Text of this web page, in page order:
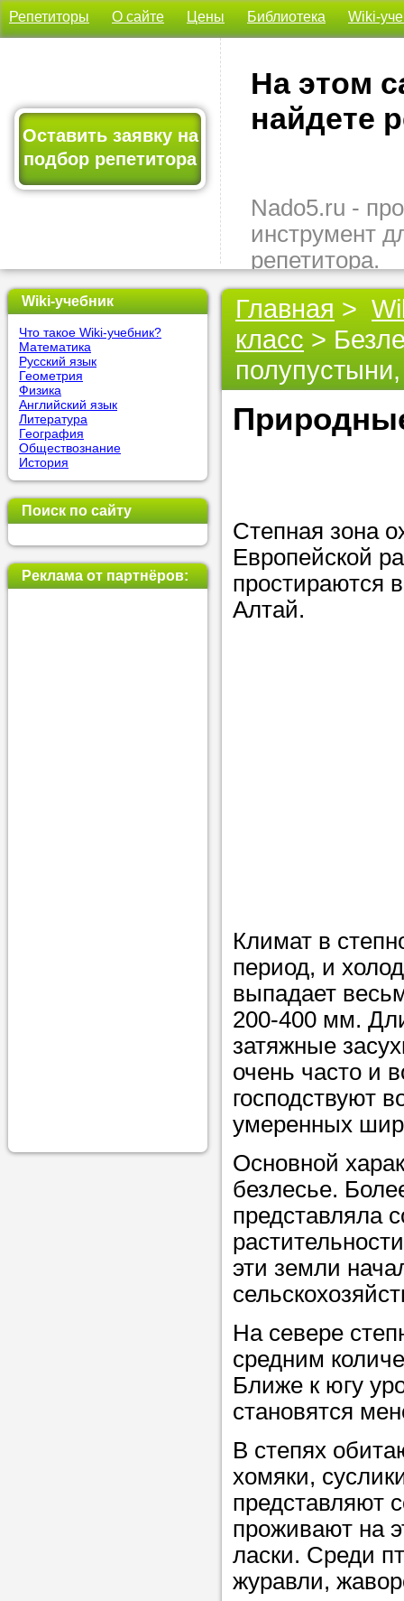
Репетиторы О сайте Цены Библиотека Wiki-
Оставить заявку на
подбор репетитора
На этом
найдете
Nado5.ru -
инструмент
репетитора.
Здесь вы
подходящего
быстро,
бесплатно.
Оставьте
позвоните
Или найдите
нашей базе
используя
Больше не
голову, к
помощью -
Nado5.ru!
Наши
помогут
советам,
репетитора
упростить
достаточно
нам, и
репетитора,
максимально
ваши
Мы
Wiki-учебник
Что такое Wiki-учебник?
Математика
Русский язык
Геометрия
Физика
Английский язык
Литература
География
Обществознание
История
Поиск по сайту
Реклама от партнёров:
Главная >
класс >
Степная зона
Европейской
простираются
Алтай.
Климат в
период, и
выпадает
200-400 мм.
затяжные
очень часто и
господствуют
умеренных
Основной
безлесье.
представляла
эти земли
На севере
средним
Ближе к югу
становятся
В степях
хомяки,
представляют
проживают на
ласки. Среди
журавли,